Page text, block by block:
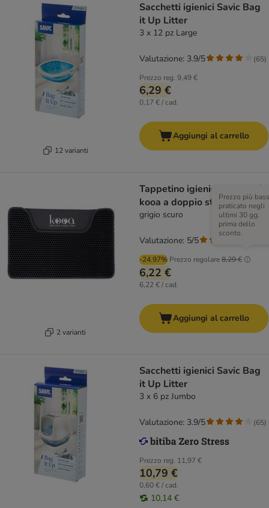
12 varianti
Sacchetti igienici Savic Bag
it Up Litter
3 x 12 pz Large
Prezzo reg. 9,49 €
6,29 €
0,17 € / cad.
Valutazione: 3.9/5 (65)
Aggiungi al carrello
2 varianti
Tappetino igienico per gatti
kooa a doppio strato
grigio scuro
-24.97% Prezzo regolare8,29 €
Prezzo più
praticato negli
ultimi 30 gg,
prima dello
sconto.
6,22 €
6,22 € / cad.
Valutazione: 5/5
Aggiungi al carrello
Sacchetti igienici Savic Bag
it Up Litter
3 x 6 pz Jumbo
Prezzo reg. 11,97 €
10,79 €
0,60 € / cad.
10,14 €
Valutazione: 3.9/5 (65)